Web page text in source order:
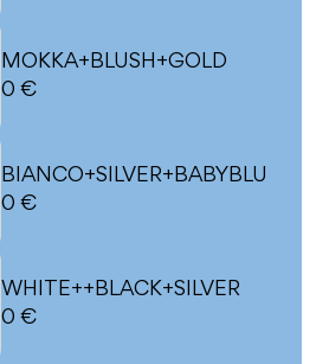
MOKKA+BLUSH+GOLD
0 €
BIANCO+SILVER+BABYBLU
0 €
WHITE++BLACK+SILVER
0 €